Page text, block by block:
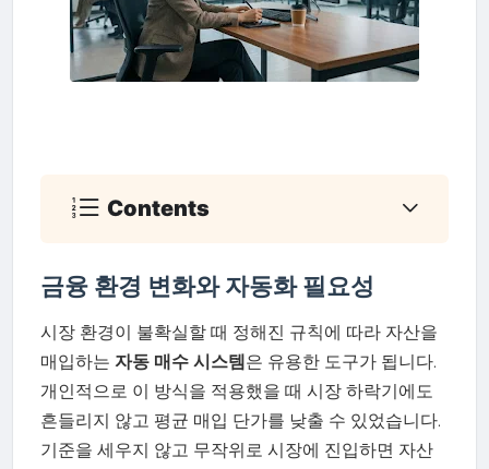
Contents
금융 환경 변화와 자동화 필요성
시장 환경이 불확실할 때 정해진 규칙에 따라 자산을
매입하는 자동 매수 시스템은 유용한 도구가 됩니다.
개인적으로 이 방식을 적용했을 때 시장 하락기에도
흔들리지 않고 평균 매입 단가를 낮출 수 있었습니다.
기준을 세우지 않고 무작위로 시장에 진입하면 자산